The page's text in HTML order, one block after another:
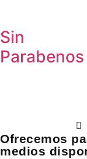
Sin
Parabenos
Ofrecemos
medios